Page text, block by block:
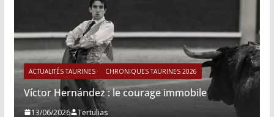
ACTUALITÉS TAURINES CHRONIQUES TAURINES 2026
Víctor Hernández : le courage immobile
13/06/2026 Tertulias